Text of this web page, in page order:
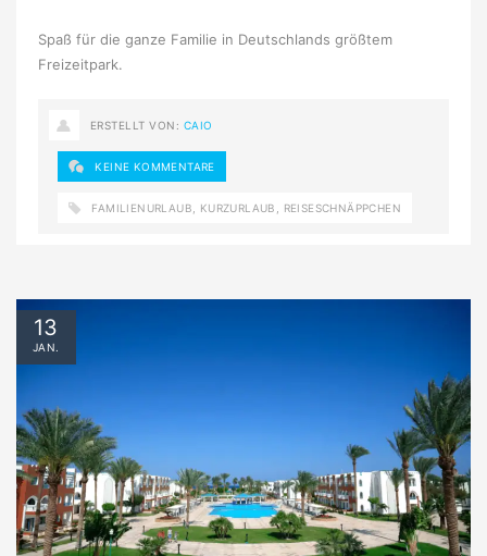
Spaß für die ganze Familie in Deutschlands größtem
Freizeitpark.
ERSTELLT VON: CAIO
KEINE KOMMENTARE
FAMILIENURLAUB KURZURLAUB REISESCHNÄPPCHEN
13
JAN.